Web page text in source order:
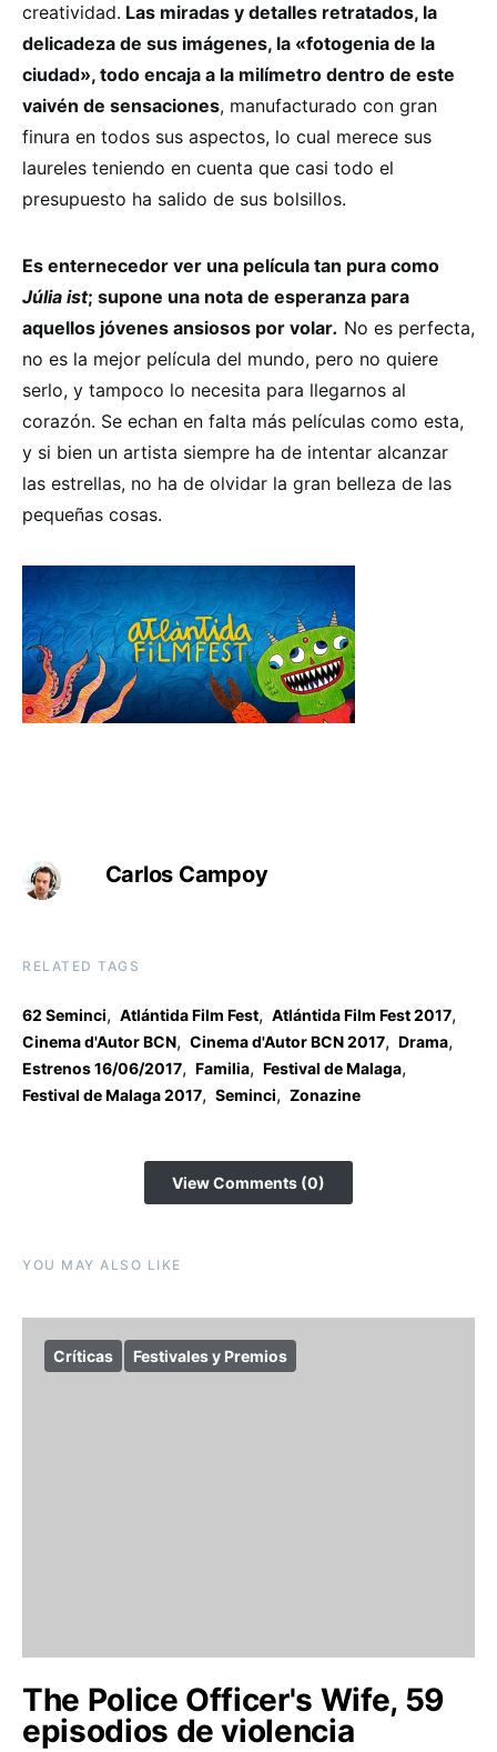
creatividad. Las miradas y detalles retratados, la
delicadeza de sus imágenes, la «fotogenia de la
ciudad», todo encaja a la milímetro dentro de este
vaivén de sensaciones, manufacturado con gran
finura en todos sus aspectos, lo cual merece sus
laureles teniendo en cuenta que casi todo el
presupuesto ha salido de sus bolsillos.
Es enternecedor ver una película tan pura como
Júlia ist; supone una nota de esperanza para
aquellos jóvenes ansiosos por volar. No es perfecta,
no es la mejor película del mundo, pero no quiere
serlo, y tampoco lo necesita para llegarnos al
corazón. Se echan en falta más películas como esta,
y si bien un artista siempre ha de intentar alcanzar
las estrellas, no ha de olvidar la gran belleza de las
pequeñas cosas.
Carlos Campoy
RELATED TAGS
62 Seminci, Atlántida Film Fest, Atlántida Film Fest 2017,
Cinema d'Autor BCN, Cinema d'Autor BCN 2017, Drama,
Estrenos 16/06/2017, Familia, Festival de Malaga,
Festival de Malaga 2017, Seminci, Zonazine
View Comments (0)
YOU MAY ALSO LIKE
Críticas Festivales y Premios
The Police Officer's Wife, 59
episodios de violencia